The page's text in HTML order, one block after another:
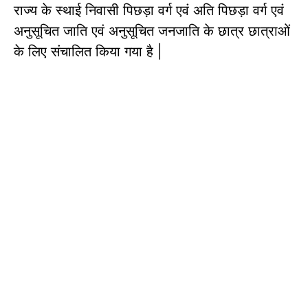
राज्य के स्थाई निवासी पिछड़ा वर्ग एवं अति पिछड़ा वर्ग एवं
अनुसूचित जाति एवं अनुसूचित जनजाति के छात्र छात्राओं
के लिए संचालित किया गया है |